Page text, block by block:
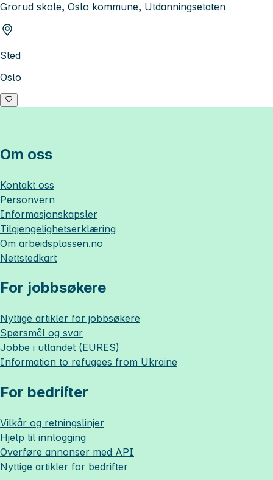
Grorud skole, Oslo kommune, Utdanningsetaten
Sted
Oslo
Om oss
Kontakt oss
Personvern
Informasjonskapsler
Tilgjengelighetserklæring
Om arbeidsplassen.no
Nettstedkart
For jobbsøkere
Nyttige artikler for jobbsøkere
Spørsmål og svar
Jobbe i utlandet (EURES)
Information to refugees from Ukraine
For bedrifter
Vilkår og retningslinjer
Hjelp til innlogging
Overføre annonser med API
Nyttige artikler for bedrifter